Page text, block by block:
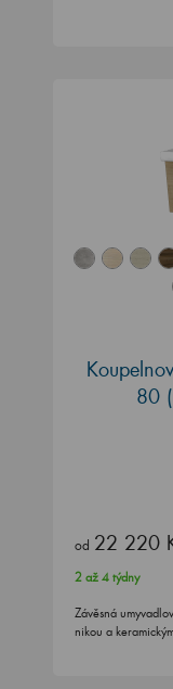
80
od 22 220
2 až 4 týdny
Závěsná
nikou a